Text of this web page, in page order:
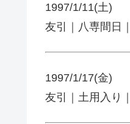
1997/1/11(土)
友引｜八専間日｜
1997/1/17(金)
友引｜土用入り｜